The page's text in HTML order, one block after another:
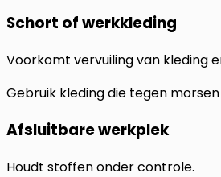
Schort of werkkleding
Voorkomt vervuiling van kleding
Gebruik kleding die tegen
Afsluitbare werkplek
Houdt stoffen onder controle.